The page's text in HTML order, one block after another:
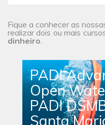
Fique a conhecer as
realizar dois ou mais
dinheiro.
PADI
Open
PADI
Santa